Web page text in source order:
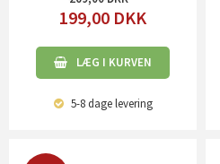
199,00 DKK
LÆG I KURVEN
5-8 dagelevering